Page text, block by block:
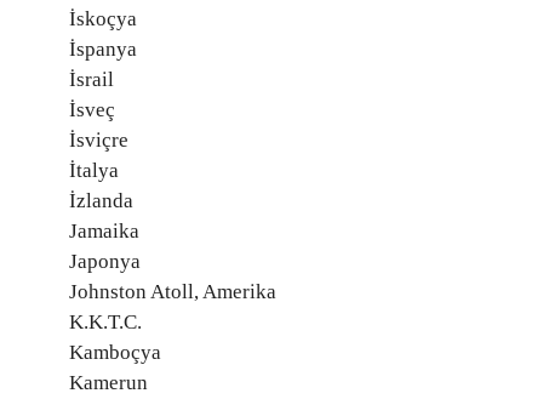
İskoçya
İspanya
İsrail
İsveç
İsviçre
İtalya
İzlanda
Jamaika
Japonya
Johnston Atoll, Amerika
K.K.T.C.
Kamboçya
Kamerun